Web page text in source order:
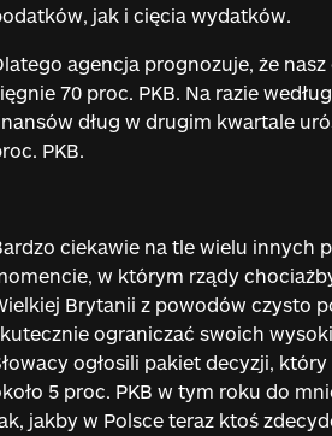
jak i cięcia wydatków.
agencja prognozuje, że
70 proc. PKB. Na razie
dług w drugim kwartale
PKB.
ciekawie na tle wielu innych
w którym rządy
Brytanii z powodów czysto
ograniczać swoich
ogłosili pakiet decyzji,
5 proc. PKB w tym roku do
jakby w Polsce teraz ktoś